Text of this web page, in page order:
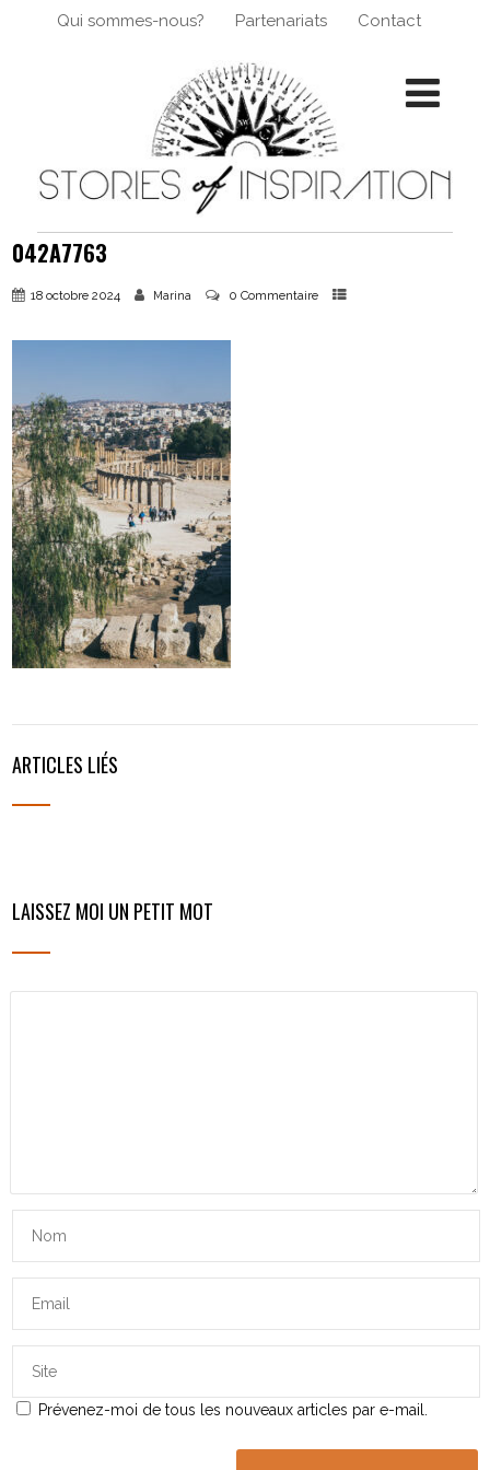
Qui sommes-nous? Partenariats Contact
042A7763
18 octobre 2024 Marina 0 Commentaire
ARTICLES LIÉS
LAISSEZ MOI UN PETIT MOT
Prévenez-moi de tous les nouveaux articles par e-mail.